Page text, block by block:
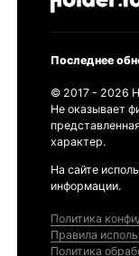
Последнее
© 2017 - 2026
Не оказывает
характер.
На сайте
информации.
Политика
Правила
Политика